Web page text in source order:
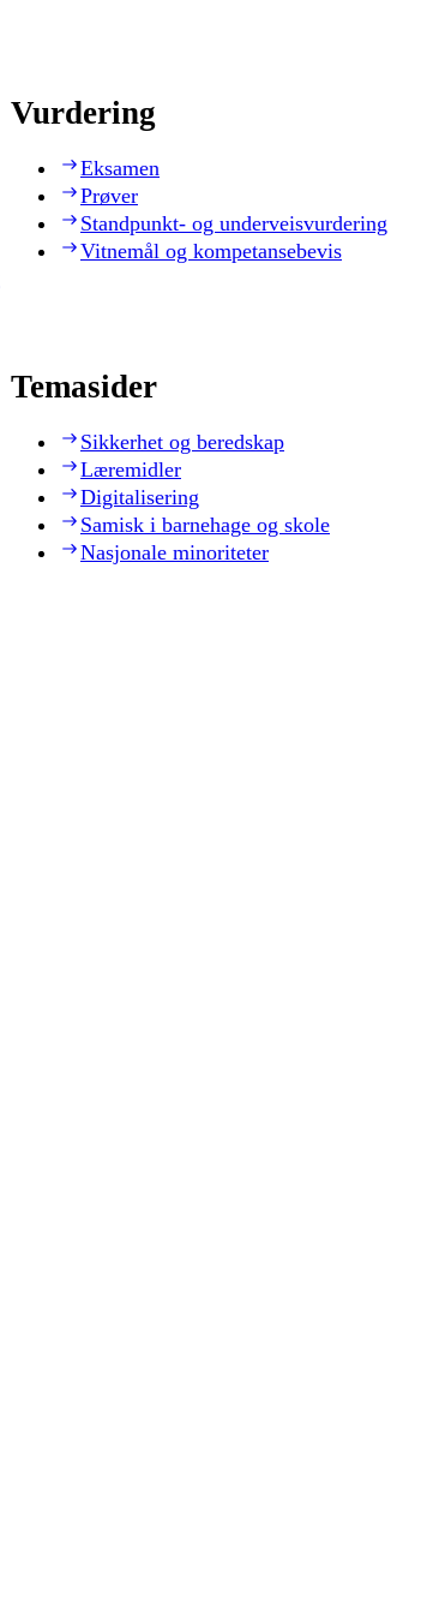
Vurdering
Eksamen
Prøver
Standpunkt- og underveisvurdering
Vitnemål og kompetansebevis
Temasider
Sikkerhet og beredskap
Læremidler
Digitalisering
Samisk i barnehage og skole
Nasjonale minoriteter